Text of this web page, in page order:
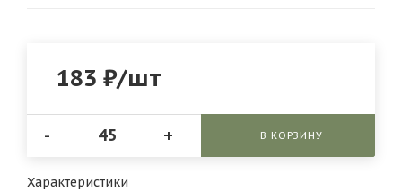
183 ₽/шт
- + В КОРЗИНУ
Характеристики